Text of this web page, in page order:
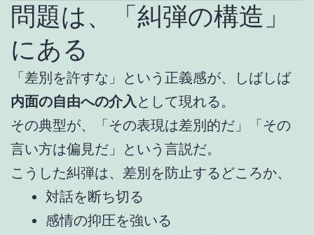
問題は、「糾弾の構造」
にある
「差別を許すな」という正義感が、しばしば
内面の自由への介入 として現れる。
その典型が、「その表現は差別的だ」「その
言い方は偏見だ」という言説だ。
こうした糾弾は、差別を防止するどころか、
対話を断ち切る
感情の抑圧を強いる